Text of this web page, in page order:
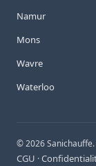
Namur
Mons
Wavre
Waterloo
©2026
CGU ·